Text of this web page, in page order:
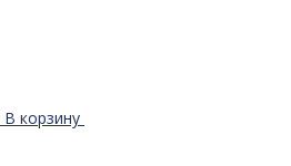
В корзину